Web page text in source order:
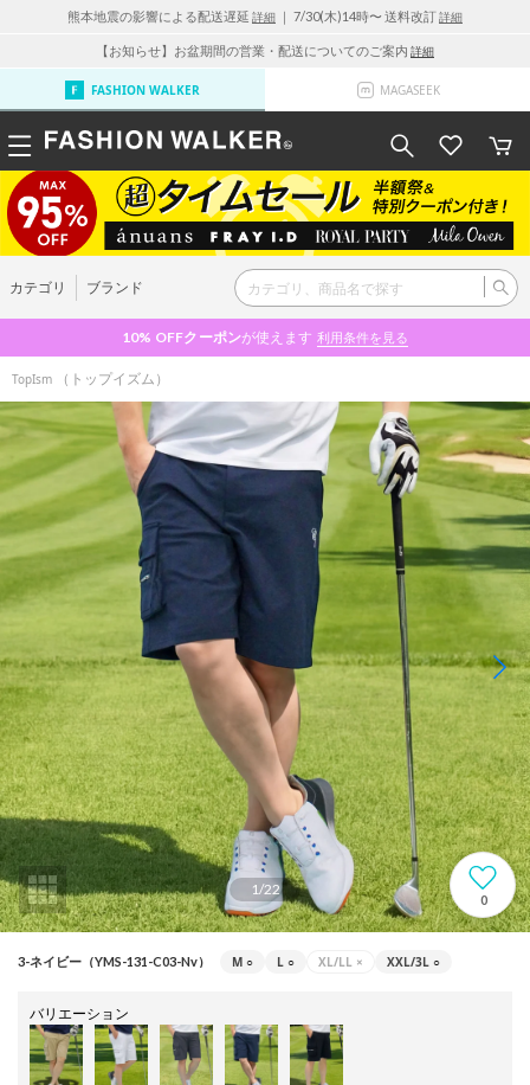
熊本地震の影響による配送遅延 詳細 ｜ 7/30(木)14時〜 送料改訂詳細
【お知らせ】お盆期間の営業・配送についてのご案内 詳細
FASHION WALKER MAGASEEK
カテゴリ ブランド
10% OFFクーポンが使えます 利用条件を見る
TopIsm （トップイズム）
1/22
0
3-ネイビー（YMS-131-C03-Nv） M ○ L ○ XL/LL × XXL/3L ○
バリエーション